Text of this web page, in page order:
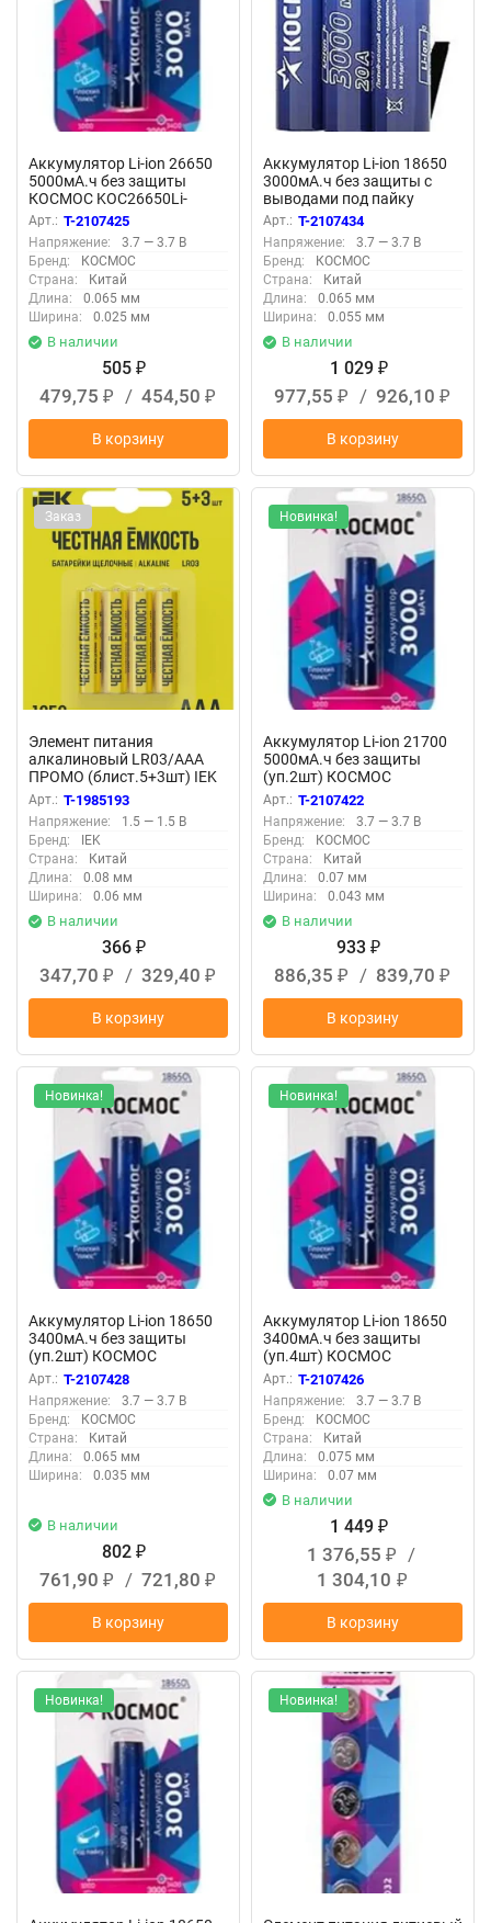
Аккумулятор Li-ion 26650
5000мА.ч без защиты
КОСМОС KOC26650Li-
ion50US1
Арт.: T-2107425
Напряжение:
3.7 — 3.7 В
Бренд:
КОСМОС
Страна:
Китай
Длина:
0.065 мм
Ширина:
0.025 мм
В наличии
505 ₽
479,75 ₽ / 454,50 ₽
В корзину
Аккумулятор Li-ion 18650
3000мА.ч без защиты с
выводами под пайку
(уп.3шт) КОСМОС
KOC18650Li30PAS3
Арт.: T-2107434
Напряжение:
3.7 — 3.7 В
Бренд:
КОСМОС
Страна:
Китай
Длина:
0.065 мм
Ширина:
0.055 мм
В наличии
1 029 ₽
977,55 ₽ / 926,10 ₽
В корзину
Заказ
Элемент питания
алкалиновый LR03/AAA
ПРОМО (блист.5+3шт) IEK
ABT-LR03-OP-L05-03
Арт.: T-1985193
Напряжение:
1.5 — 1.5 В
Бренд:
IEK
Страна:
Китай
Длина:
0.08 мм
Ширина:
0.06 мм
В наличии
366 ₽
347,70 ₽ / 329,40 ₽
В корзину
Новинка!
Аккумулятор Li-ion 21700
5000мА.ч без защиты
(уп.2шт) КОСМОС
KOC21700Li-ion50US2
Арт.: T-2107422
Напряжение:
3.7 — 3.7 В
Бренд:
КОСМОС
Страна:
Китай
Длина:
0.07 мм
Ширина:
0.043 мм
В наличии
933 ₽
886,35 ₽ / 839,70 ₽
В корзину
Новинка!
Аккумулятор Li-ion 18650
3400мА.ч без защиты
(уп.2шт) КОСМОС
KOC18650Li-ion34US2
Арт.: T-2107428
Напряжение:
3.7 — 3.7 В
Бренд:
КОСМОС
Страна:
Китай
Длина:
0.065 мм
Ширина:
0.035 мм
В наличии
802 ₽
761,90 ₽ / 721,80 ₽
В корзину
Новинка!
Аккумулятор Li-ion 18650
3400мА.ч без защиты
(уп.4шт) КОСМОС
KOC18650Li-ion34US4
Арт.: T-2107426
Напряжение:
3.7 — 3.7 В
Бренд:
КОСМОС
Страна:
Китай
Длина:
0.075 мм
Ширина:
0.07 мм
В наличии
1 449 ₽
1 376,55 ₽
/
1 304,10 ₽
В корзину
Новинка! Новинка!